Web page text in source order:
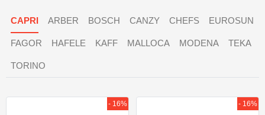
CAPRI ARBER BOSCH CANZY CHEFS EUROSUN
FAGOR HAFELE KAFF MALLOCA MODENA TEKA
TORINO
- 16% - 16%